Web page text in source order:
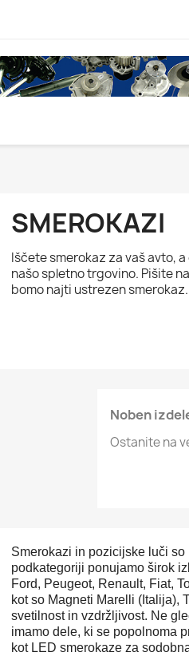
SMEROKAZI
Iščete smerokaz za vaš avto,
našo spletno trgovino. Pišite
bomo najti ustrezen smerokaz.
Noben
Ostanite na
Smerokazi in pozicijske luči
podkategoriji ponujamo širok
Ford, Peugeot, Renault, Fiat,
kot so Magneti Marelli (Italija),
svetilnost in vzdržljivost. Ne
imamo dele, ki se popolnoma
kot LED smerokaze za